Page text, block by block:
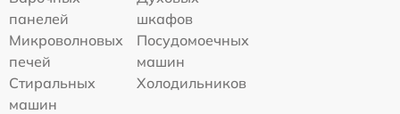
панелей
шкафов
Микроволновых
печей
Посудомоечных
машин
Стиральных
машин
Холодильников